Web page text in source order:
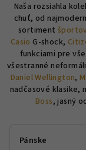
Naša rozsiahla
chuť, od
sortiment
Casio G-shock,
funkciami pre
všestranné
Daniel Wellington,
nadčasové klasike,
Boss, jasný
Pánske